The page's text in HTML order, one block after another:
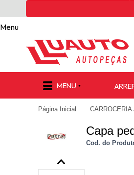
Menu
MENU
Página Inicial
Capa
Cod. do